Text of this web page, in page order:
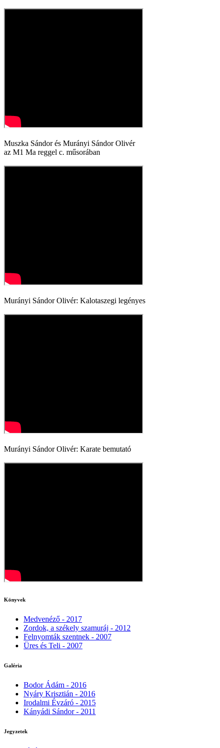
Muszka Sándor és Murányi Sándor Olivér
az M1 Ma reggel c. műsorában
Murányi Sándor Olivér: Kalotaszegi legényes
Murányi Sándor Olivér: Karate bemutató
Könyvek
Medvenéző - 2017
Zordok, a székely szamuráj - 2012
Felnyomták szentnek - 2007
Üres és Teli - 2007
Galéria
Bodor Ádám - 2016
Nyáry Krisztián - 2016
Irodalmi Évzáró - 2015
Kányádi Sándor - 2011
Jegyzetek